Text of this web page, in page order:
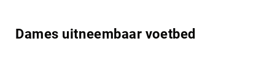
Dames uitneembaar voetbed